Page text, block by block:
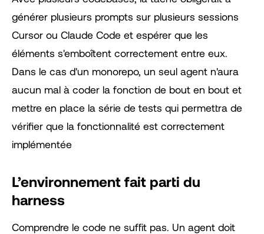
générer plusieurs prompts sur plusieurs sessions
Cursor ou Claude Code et espérer que les
éléments s'emboîtent correctement entre eux.
Dans le cas d'un monorepo, un seul agent n'aura
aucun mal à coder la fonction de bout en bout et
mettre en place la série de tests qui permettra de
vérifier que la fonctionnalité est correctement
implémentée
L’environnement fait parti du
harness
Comprendre le code ne suffit pas. Un agent doit